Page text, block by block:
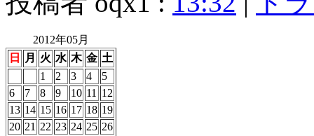
2012年05月
日
月 火 水 木 金 土
1
2 3 4
5
6
7 8 9 10 11
12
13 14 15 16 17 18 19
20 21 22 23 24 25 26